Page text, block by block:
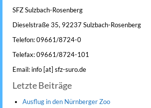
SFZ Sulzbach-Rosenberg
Dieselstraße 35, 92237 Sulzbach-Rosenberg
Telefon: 09661/8724-0
Telefax: 09661/8724-101
Email: info [at] sfz-suro.de
Letzte Beiträge
Ausflug in den Nürnberger Zoo